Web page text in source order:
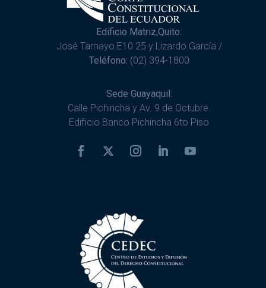
Edificio Matriz,Quito:
José Tamayo E10 25 y Lizardo García /
Teléfono: (02) 394-1800
Sede Guayaquil:
Calle Pichincha y Av. 9 de Octubre.
Edificio Banco Pichincha 6to Piso